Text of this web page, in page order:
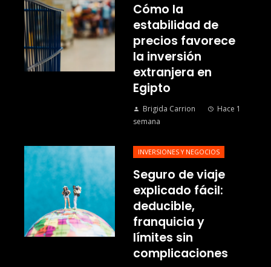
Cómo la
estabilidad de
precios favorece
la inversión
extranjera en
Egipto
Brigida Carrion
Hace 1
semana
INVERSIONES Y NEGOCIOS
Seguro de viaje
explicado fácil:
deducible,
franquicia y
límites sin
complicaciones